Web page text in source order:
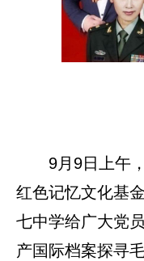
9月9日上午
红色记忆文化基
七中学给广大党
产国际档案探寻